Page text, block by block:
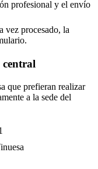
profesional y el envío
vez procesado, la
central
que prefieran realizar
a la sede del